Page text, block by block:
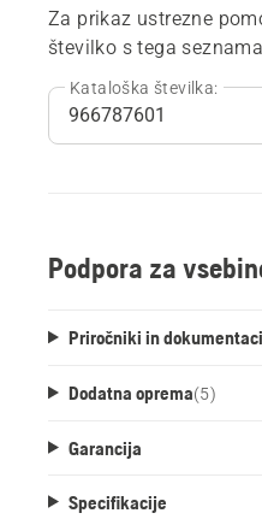
Za prikaz ustrezne
številko s tega
Kataloška številka:
Podpora za
Priročniki in
Dodatna oprema(5)
Garancija
Specifikacije